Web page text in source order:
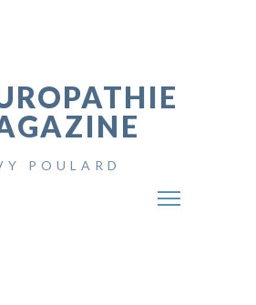
POULARD